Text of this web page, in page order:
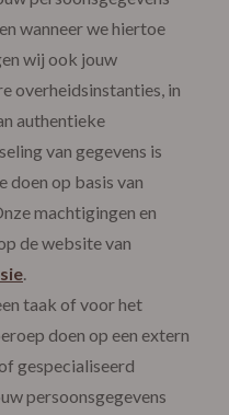
wanneer we hiertoe
wij ook jouw
overheidsinstanties, in
authentieke
van gegevens is
op basis van
machtigingen en
de website van
.
taak of voor het
doen op een extern
gespecialiseerd
persoonsgegevens